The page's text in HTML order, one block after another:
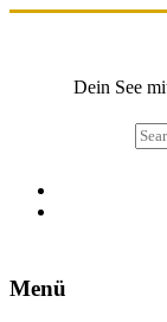
Dein See
for:
Menü